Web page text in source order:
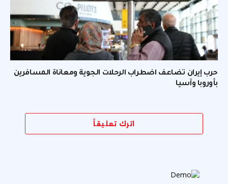
حرب إيران تضاعف اضطراب الرحلات الجوية ومعاناة المسافرين
بأوروبا وآسيا
اترك تعليقاً